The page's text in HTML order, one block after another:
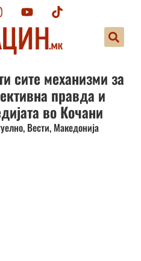
сите механизми за
правда и
во Кочани
, Вести, Македонија